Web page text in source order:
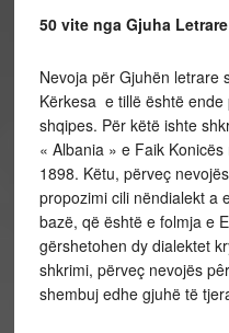
50 vite nga Gjuha
Nevoja për Gjuhën letrare
Kërkesa e tillë është
shqipes. Për këtë ishte
« Albania » e Faik
1898. Këtu, përveç
propozimi cili nëndialekt a
bazë, që është e folmja e
gërshetohen dy dialektet
shkrimi, përveç nevojës
shembuj edhe gjuhë të